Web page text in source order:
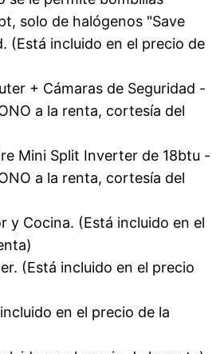
solo de halógenos "Save
(Está incluido en el precio de
+ Cámaras de Seguridad -
a la renta, cortesía del
Mini Split Inverter de 18btu -
a la renta, cortesía del
y Cocina. (Está incluido en el
(Está incluido en el precio
en el precio de la